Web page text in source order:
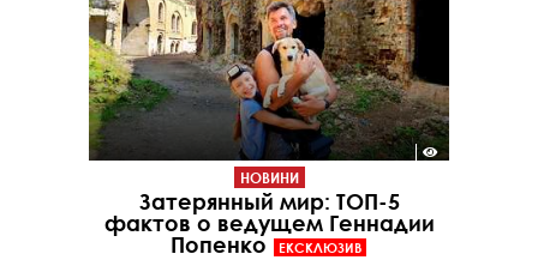
НОВИНИ
Затерянный мир: ТОП-5
фактов о ведущем Геннадии
Попенко
ЕКСКЛЮЗИВ